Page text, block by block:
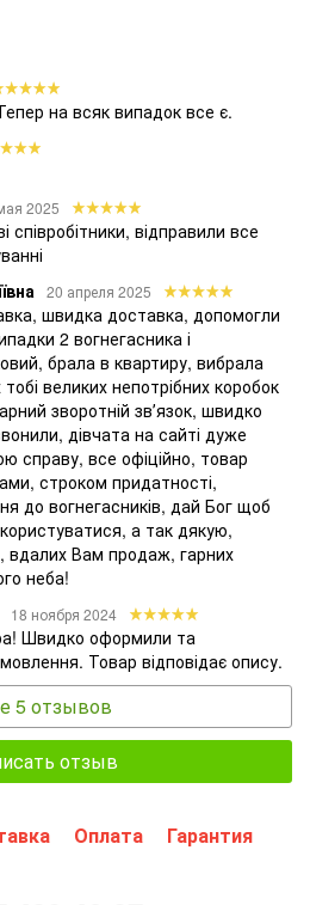
на всяк випадок все є.
2025
відправили все
20 апреля 2025
швидка доставка, допомогли
2 вогнегасника і
брала в квартиру, вибрала
великих непотрібних коробок
зворотній звʼязок, швидко
дівчата на сайті дуже
справу, все офіційно, товар
строком придатності,
до вогнегасників, дай Бог щоб
а так дякую,
вдалих Вам продаж, гарних
неба!
18 ноября 2024
Швидко оформили та
Товар відповідає опису.
5 отзывов
отзыв
Оплата Гарантия